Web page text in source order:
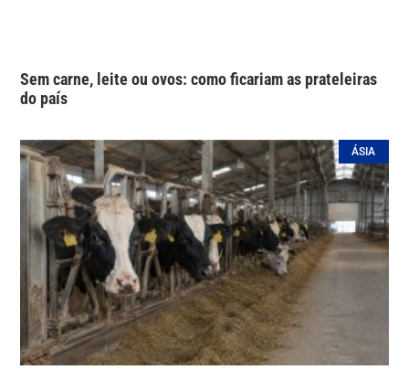
Sem carne, leite ou ovos: como ficariam as prateleiras
do país
ÁSIA